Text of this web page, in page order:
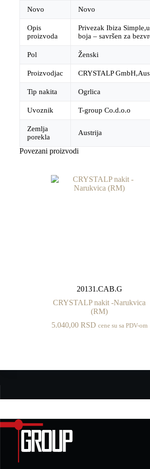
Novo Novo
Opis
proizvoda
Privezak Ibiza
boja – savršen za
Pol Ženski
Proizvodjac CRYSTALP
Tip nakita Ogrlica
Uvoznik T-group Co.d.o.o
Zemlja
porekla
Austrija
Povezani proizvodi
20131.CAB.G
CRYSTALP nakit -Narukvica
(RM)
5.040,00 RSD cene su sa PDV-om